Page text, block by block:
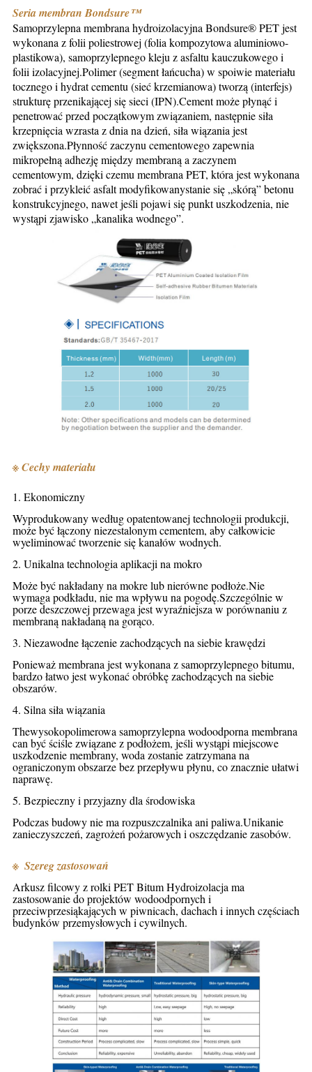
Seria membran Bondsure™
Samoprzylepna membrana hydroizolacyjna Bondsure® PET jest
wykonana z folii poliestrowej (folia kompozytowa aluminiowo-
plastikowa), samoprzylepnego kleju z asfaltu kauczukowego i
folii izolacyjnej.Polimer (segment łańcucha) w spoiwie materiału
tocznego i hydrat cementu (sieć krzemianowa) tworzą (interfejs)
strukturę przenikającej się sieci (IPN).Cement może płynąć i
penetrować przed początkowym związaniem, następnie siła
krzepnięcia wzrasta z dnia na dzień, siła wiązania jest
zwiększona.Płynność zaczynu cementowego zapewnia
mikropełną adhezję między membraną a zaczynem
cementowym, dzięki czemu membrana PET, która jest wykonana
zobrać i przykleić asfalt modyfikowanystanie się „skórą” betonu
konstrukcyjnego, nawet jeśli pojawi się punkt uszkodzenia, nie
wystąpi zjawisko „kanalika wodnego”.
※ Cechy materiału
1. Ekonomiczny
Wyprodukowany według opatentowanej technologii produkcji,
może być łączony niezestalonym cementem, aby całkowicie
wyeliminować tworzenie się kanałów wodnych.
2. Unikalna technologia aplikacji na mokro
Może być nakładany na mokre lub nierówne podłoże.Nie
wymaga podkładu, nie ma wpływu na pogodę.Szczególnie w
porze deszczowej przewaga jest wyraźniejsza w porównaniu z
membraną nakładaną na gorąco.
3. Niezawodne łączenie zachodzących na siebie krawędzi
Ponieważ membrana jest wykonana z samoprzylepnego bitumu,
bardzo łatwo jest wykonać obróbkę zachodzących na siebie
obszarów.
4. Silna siła wiązania
Thewysokopolimerowa samoprzylepna wodoodporna membrana
can być ściśle związane z podłożem, jeśli wystąpi miejscowe
uszkodzenie membrany, woda zostanie zatrzymana na
ograniczonym obszarze bez przepływu płynu, co znacznie ułatwi
naprawę.
5. Bezpieczny i przyjazny dla środowiska
Podczas budowy nie ma rozpuszczalnika ani paliwa.Unikanie
zanieczyszczeń, zagrożeń pożarowych i oszczędzanie zasobów.
※ Szereg zastosowań
Arkusz filcowy z rolki PET Bitum Hydroizolacja ma
zastosowanie do projektów wodoodpornych i
przeciwprzesiąkających w piwnicach, dachach i innych częściach
budynków przemysłowych i cywilnych.